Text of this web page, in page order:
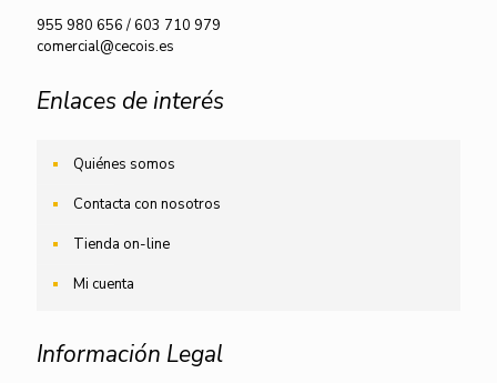
955 980 656/603 710 979
comercial@cecois.es
Enlaces de interés
Quiénes somos
Contacta con nosotros
Tienda on-line
Mi cuenta
Información Legal